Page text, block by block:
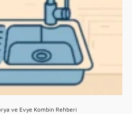
ve Evye Kombin Rehberi